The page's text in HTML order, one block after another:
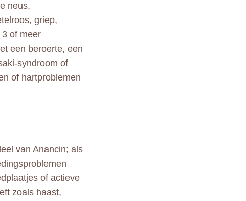
neus,
griep,
of meer
een beroerte, een
syndroom of
of hartproblemen
van Anancin; als
of actieve
zoals haast,